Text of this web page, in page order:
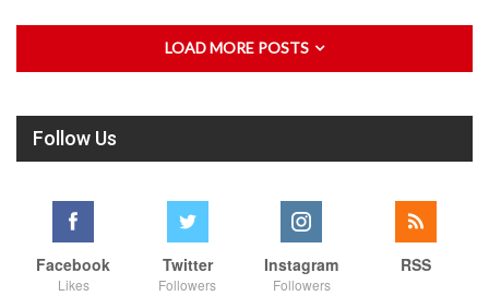
LOAD MORE POSTS
Follow Us
Facebook
Likes
Twitter
Followers
Instagram
Followers
RSS